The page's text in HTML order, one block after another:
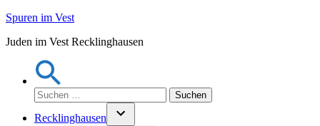
Zum
springen
Spuren im Vest
Juden im Vest Recklinghausen
Suchen
nach:
Recklinghausen